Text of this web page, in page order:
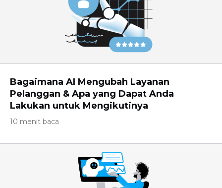
Bagaimana AI Mengubah Layanan
Pelanggan & Apa yang Dapat Anda
Lakukan untuk Mengikutinya
10 menit baca